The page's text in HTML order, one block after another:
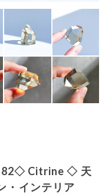
82◇ Citrine ◇ 天
・インテリア